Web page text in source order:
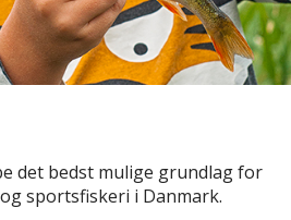
det bedst mulige grundlag for
sportsfiskeri i Danmark.